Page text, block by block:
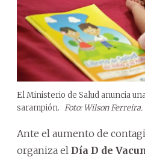
El Ministerio de Salud anuncia
sarampión. Foto: Wilson Ferreira.
Ante el aumento de
organiza el Día D de